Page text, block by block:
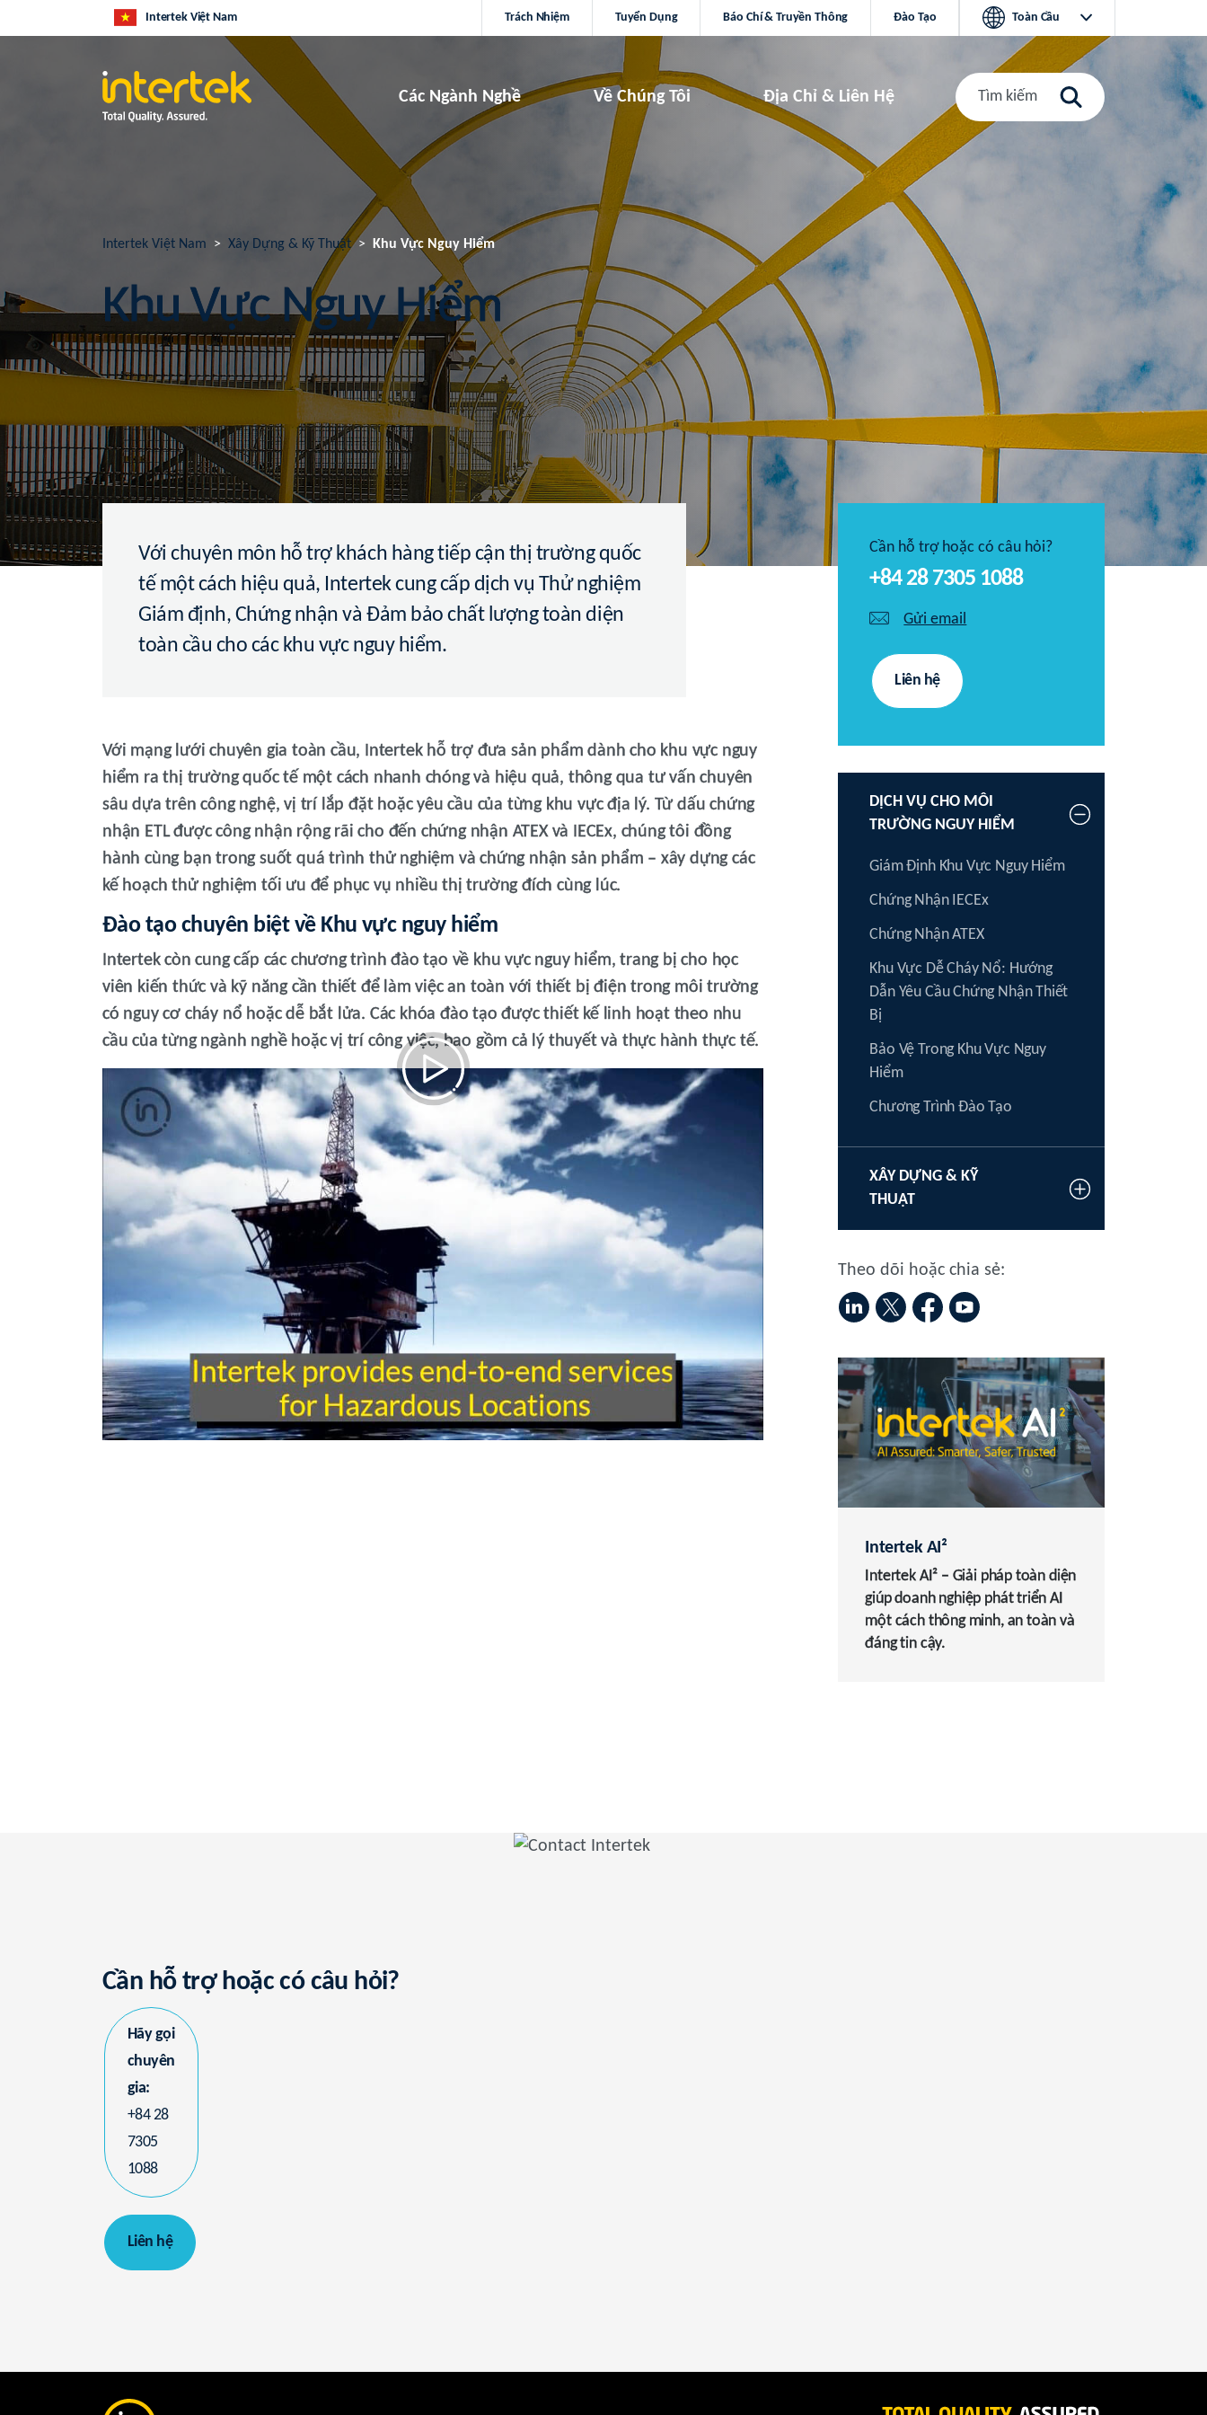
Các Ngành Nghề Về Chúng Tôi Địa Chỉ & Liên Hệ
Intertek Việt Nam Trách Nhiệm Tuyển Dụng Báo Chí & Truyền Thông Đào Tạo Toàn Cầu
Tìm kiếm
Intertek Việt Nam Xây Dựng & Kỹ Thuật Khu Vực Nguy Hiểm
Khu Vực Nguy Hiểm
Với chuyên môn hỗ trợ khách hàng tiếp cận thị trường quốc
tế một cách hiệu quả, Intertek cung cấp dịch vụ Thử nghiệm
Giám định, Chứng nhận và Đảm bảo chất lượng toàn diện
toàn cầu cho các khu vực nguy hiểm.
Với mạng lưới chuyên gia toàn cầu, Intertek hỗ trợ đưa sản phẩm dành cho khu vực nguy
hiểm ra thị trường quốc tế một cách nhanh chóng và hiệu quả, thông qua tư vấn chuyên
sâu dựa trên công nghệ, vị trí lắp đặt hoặc yêu cầu của từng khu vực địa lý. Từ dấu chứng
nhận ETL được công nhận rộng rãi cho đến chứng nhận ATEX và IECEx, chúng tôi đồng
hành cùng bạn trong suốt quá trình thử nghiệm và chứng nhận sản phẩm – xây dựng các
kế hoạch thử nghiệm tối ưu để phục vụ nhiều thị trường đích cùng lúc.
Đào tạo chuyên biệt về Khu vực nguy hiểm
Intertek còn cung cấp các chương trình đào tạo về khu vực nguy hiểm, trang bị cho học
viên kiến thức và kỹ năng cần thiết để làm việc an toàn với thiết bị điện trong môi trường
có nguy cơ cháy nổ hoặc dễ bắt lửa. Các khóa đào tạo được thiết kế linh hoạt theo nhu
cầu của từng ngành nghề hoặc vị trí công việc, bao gồm cả lý thuyết và thực hành thực tế.
Các giải pháp dành cho khu vực nguy hiểm
Cần hỗ trợ hoặc có câu hỏi?
+84 28 7305 1088
Gửi email
Liên hệ
DỊCH VỤ CHO MÔI
TRƯỜNG NGUY HIỂM
Giám Định Khu Vực Nguy Hiểm
Chứng Nhận IECEx
Chứng Nhận ATEX
Khu Vực Dễ Cháy Nổ: Hướng
Dẫn Yêu Cầu Chứng Nhận Thiết
Bị
Bảo Vệ Trong Khu Vực Nguy
Hiểm
Chương Trình Đào Tạo
XÂY DỰNG & KỸ
THUẬT
Theo dõi hoặc chia sẻ:
Intertek AI²
Intertek AI² – Giải pháp toàn diện
giúp doanh nghiệp phát triển AI
một cách thông minh, an toàn và
đáng tin cậy.
Cần hỗ trợ hoặc có câu hỏi?
Hãy gọi
chuyên
gia:
+84 28
7305
1088
Liên hệ